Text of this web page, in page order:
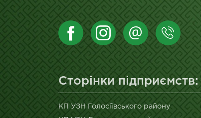
Сторінки підприємств:
КП УЗН Голосіївського району